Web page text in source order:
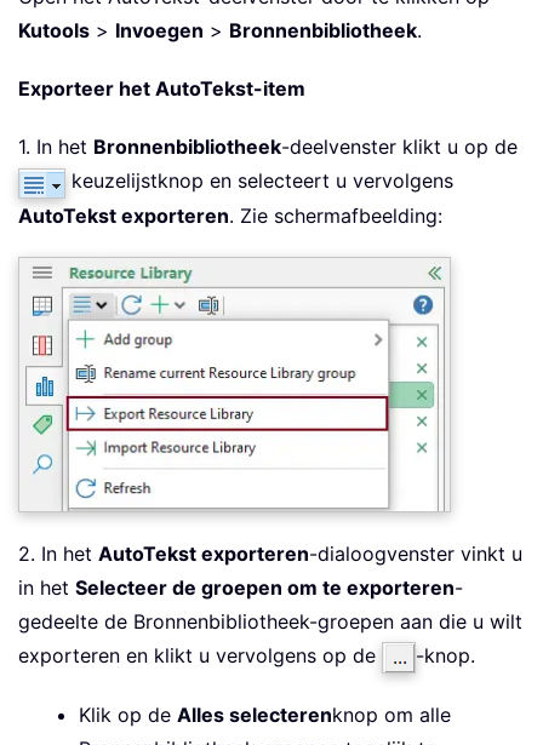
Kutools > Invoegen > Bronnenbibliotheek.
Exporteer het AutoTekst-item
1. In het Bronnenbibliotheek-deelvenster klikt u op de
keuzelijstknop en selecteert u vervolgens
AutoTekst exporteren. Zie schermafbeelding:
2. In het AutoTekst exporteren-dialoogvenster vinkt u
in het Selecteer de groepen om te exporteren-
gedeelte de Bronnenbibliotheek-groepen aan die u wilt
exporteren en klikt u vervolgens op de
-knop.
Klik op de Alles selecterenknop om alle